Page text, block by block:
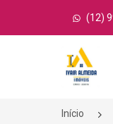
(12)
Página
Início